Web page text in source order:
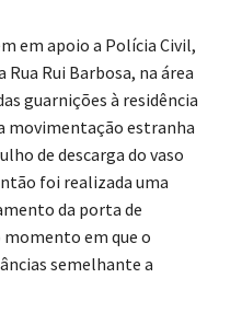
em apoio a Polícia Civil,
Rui Barbosa, na área
guarnições à residência
movimentação estranha
de descarga do vaso
foi realizada uma
da porta de
em que o
semelhante a